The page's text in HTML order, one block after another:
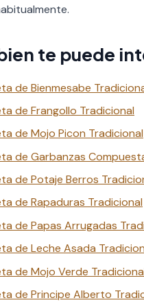
te puede
de Bienmesabe
de Frangollo Tradicional
de Mojo Picon Tradicional
de Garbanzas
de Potaje Berros
de Rapaduras Tradicional
de Papas Arrugadas
de Leche Asada
de Mojo Verde
de Principe Alberto